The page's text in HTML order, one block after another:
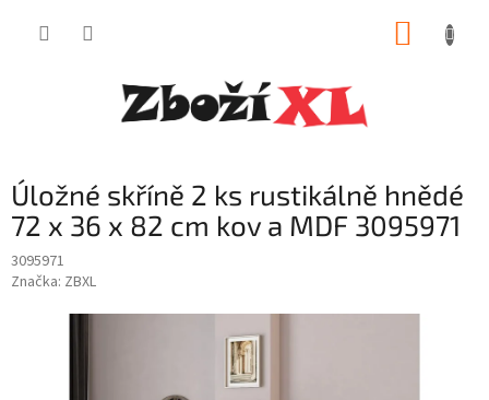
Úložné skříně 2 ks rustikálně hnědé
72 x 36 x 82 cm kov a MDF 3095971
3095971
Značka: ZBXL